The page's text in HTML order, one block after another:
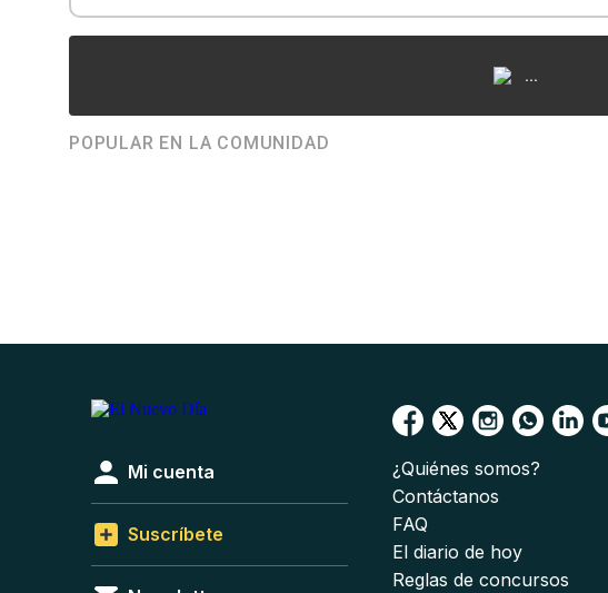
...
POPULAR EN LA COMUNIDAD
Mi cuenta
Suscríbete
¿Quiénes somos?
Contáctanos
FAQ
El diario de hoy
Reglas de concursos